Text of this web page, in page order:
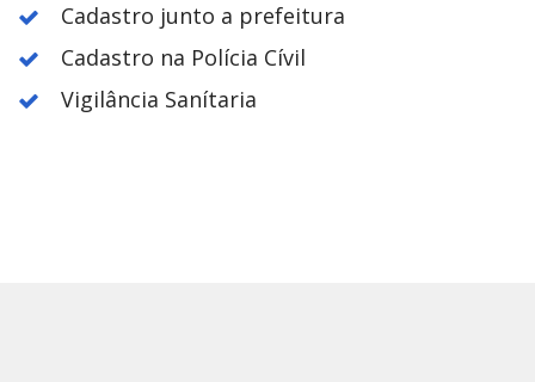
Cadastro junto a prefeitura
Cadastro na Polícia Cívil
Vigilância Sanítaria